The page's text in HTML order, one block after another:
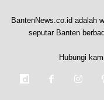
BantenNews.co.id adalah
seputar Banten
Hubungi